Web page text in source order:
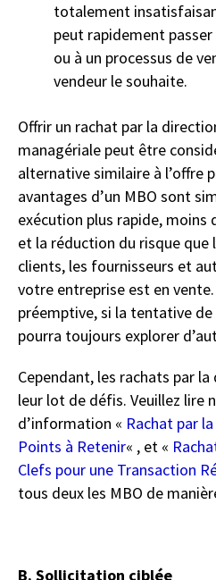
totalement
peut rapidement
ou à un processus de
vendeur le souhaite.
Offrir un rachat par la
managériale peut être
alternative similaire à l’offre
avantages d’un MBO sont
exécution plus rapide,
et la réduction du risque que
clients, les fournisseurs et
votre entreprise est en
préemptive, si la tentative de
pourra toujours explorer
Cependant, les rachats par
leur lot de défis. Veuillez lire
d’information « Rachat par
Points à Retenir« , et «
Clefs pour une Transaction
tous deux les MBO de
B. Sollicitation ciblée